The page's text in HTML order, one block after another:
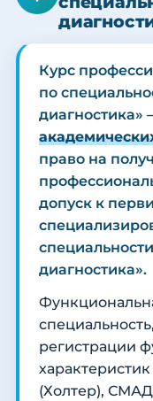
Курс
по
право на
допуск к
диагностика».
регистрации
(Холтер),